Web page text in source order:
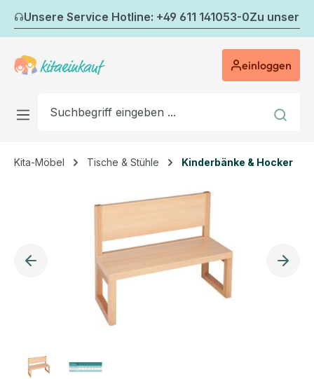
Zum Hauptinhalt springen
Unsere Service Hotline: +49 611 141053-0Zu
einloggen
Kita-Möbel Tische & Stühle Kinderbänke & Hocker